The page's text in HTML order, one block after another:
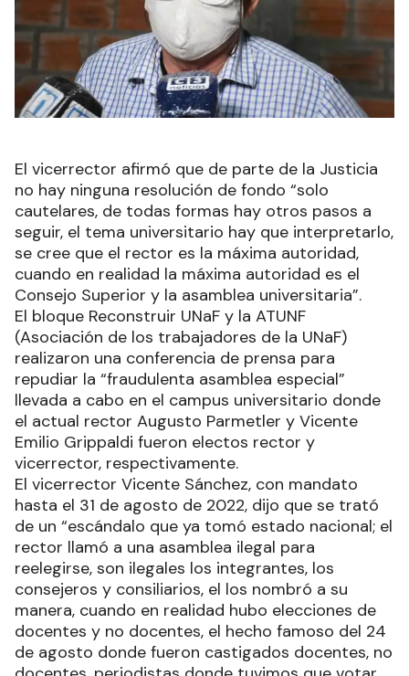
El vicerrector afirmó que de parte de la Justicia
no hay ninguna resolución de fondo “solo
cautelares, de todas formas hay otros pasos a
seguir, el tema universitario hay que interpretarlo,
se cree que el rector es la máxima autoridad,
cuando en realidad la máxima autoridad es el
Consejo Superior y la asamblea universitaria”.
El bloque Reconstruir UNaF y la ATUNF
(Asociación de los trabajadores de la UNaF)
realizaron una conferencia de prensa para
repudiar la “fraudulenta asamblea especial”
llevada a cabo en el campus universitario donde
el actual rector Augusto Parmetler y Vicente
Emilio Grippaldi fueron electos rector y
vicerrector, respectivamente.
El vicerrector Vicente Sánchez, con mandato
hasta el 31 de agosto de 2022, dijo que se trató
de un “escándalo que ya tomó estado nacional; el
rector llamó a una asamblea ilegal para
reelegirse, son ilegales los integrantes, los
consejeros y consiliarios, el los nombró a su
manera, cuando en realidad hubo elecciones de
docentes y no docentes, el hecho famoso del 24
de agosto donde fueron castigados docentes, no